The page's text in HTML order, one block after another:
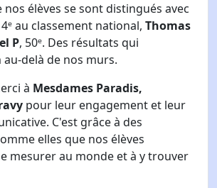
nos élèves se sont distingués avec
4ᵉ au classement national, Thomas
P, 50ᵉ. Des résultats qui
delà de nos murs.
à Mesdames Paradis,
pour leur engagement et leur
C'est grâce à des
elles que nos élèves
mesurer au monde et à y trouver